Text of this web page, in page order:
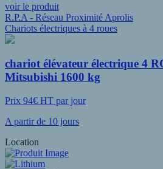
voir le produit
R.P.A - Réseau Proximité Aprolis
Chariots électriques à 4 roues
chariot élévateur électrique 4
Mitsubishi 1600 kg
Prix 94€ HT par jour
A partir de 10 jours
Location